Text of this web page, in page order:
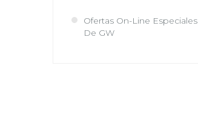
Ofertas On-Line Especiales
De GW